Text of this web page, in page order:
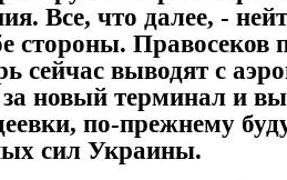
Все, что далее, -
стороны. Правосеков
сейчас выводят с
новый терминал и
по-прежнему
сил Украины.